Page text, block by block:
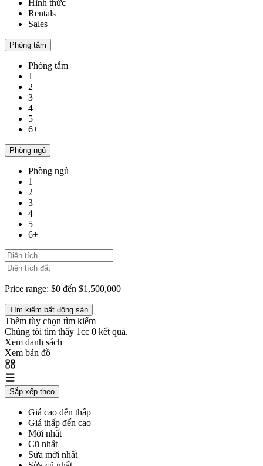
Hình thức
Rentals
Sales
Phòng tắm
Phòng tắm
1
2
3
4
5
6+
Phòng ngủ
Phòng ngủ
1
2
3
4
5
6+
Price range: $0 đến $1,500,000
Thêm tùy chọn tìm kiếm
Chúng tôi tìm thấy 1cc 0 kết quả.
Xem danh sách
Xem bản đồ
Sắp xếp theo
Giá cao đến thấp
Giá thấp đến cao
Mới nhất
Cũ nhất
Sửa mới nhất